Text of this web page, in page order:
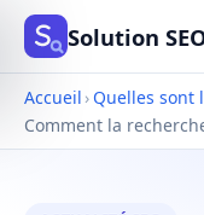
Solution
Accueil › Quelles sont
Comment la